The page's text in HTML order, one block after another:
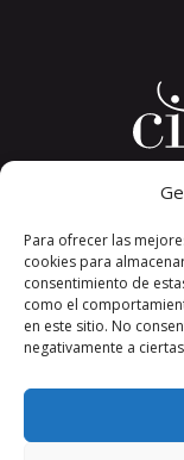
Para ofrecer las
cookies para
consentimiento de
como el
en este sitio. No
negativamente a
26326
La